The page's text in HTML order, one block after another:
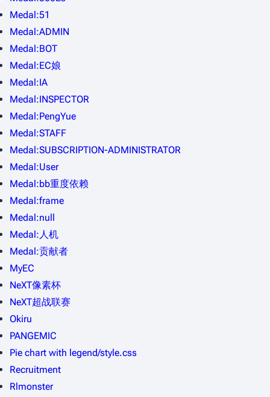
Medal:51
Medal:ADMIN
Medal:BOT
Medal:EC娘
Medal:IA
Medal:INSPECTOR
Medal:PengYue
Medal:STAFF
Medal:SUBSCRIPTION-ADMINISTRATOR
Medal:User
Medal:bb重度依赖
Medal:frame
Medal:null
Medal:人机
Medal:贡献者
MyEC
NeXT像素杯
NeXT超战联赛
Okiru
PANGEMIC
Pie chart with legend/style.css
Recruitment
Rlmonster